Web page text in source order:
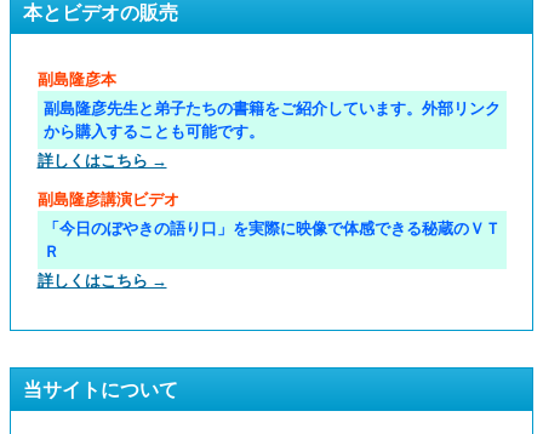
本とビデオの販売
副島隆彦本
副島隆彦先生と弟子たちの書籍をご紹介しています。外部リンク
から購入することも可能です。
詳しくはこちら →
副島隆彦講演ビデオ
「今日のぼやきの語り口」を実際に映像で体感できる秘蔵のＶＴ
Ｒ
詳しくはこちら →
当サイトについて